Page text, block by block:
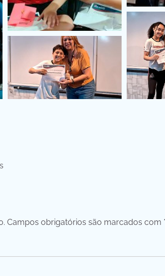
Campos obrigatórios são marcados com *